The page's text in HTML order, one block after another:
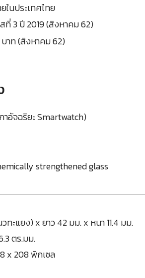
ในประเทศไทย
ที่ 3 ปี 2019 (สิงหาคม 62)
าท (สิงหาคม 62)
อัจฉริยะ Smartwatch)
strengthened glass
ทะแยง) x ยาว 42 มม. x หนา 11.4 มม.
ตร.มม.
x 208 พิกเซล